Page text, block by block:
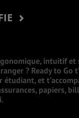
intuitif
? Ready to Go
et
papiers,